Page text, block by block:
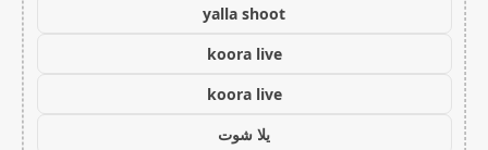
yalla shoot
koora live
koora live
يلا شوت